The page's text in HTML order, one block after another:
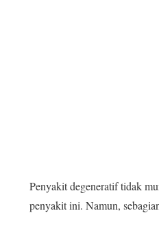
Penyakit degeneratif tidak
penyakit ini. Namun,